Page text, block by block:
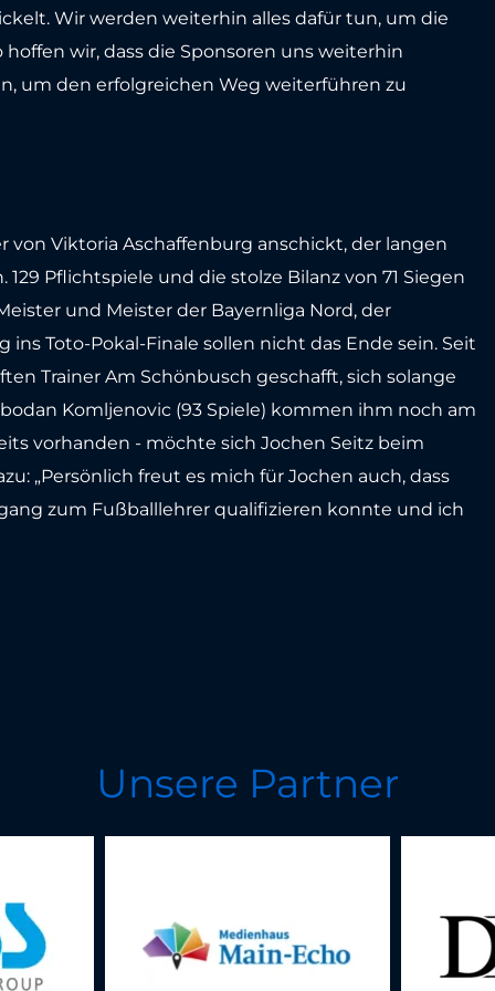
Wir werden weiterhin alles dafür tun, um die
wir, dass die Sponsoren uns weiterhin
um den erfolgreichen Weg weiterführen zu
von Viktoria Aschaffenburg anschickt, der langen
Pflichtspiele und die stolze Bilanz von 71 Siegen
und Meister der Bayernliga Nord, der
Toto-Pokal-Finale sollen nicht das Ende sein. Seit
Trainer Am Schönbusch geschafft, sich solange
Komljenovic (93 Spiele) kommen ihm noch am
vorhanden - möchte sich Jochen Seitz beim
„Persönlich freut es mich für Jochen auch, dass
zum Fußballlehrer qualifizieren konnte und ich
Unsere Partner